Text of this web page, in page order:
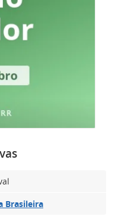
Brasileira